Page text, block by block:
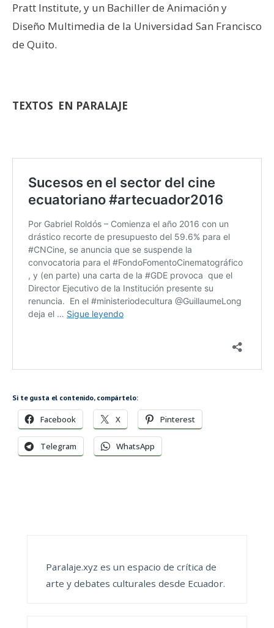
Pratt Institute, y un Bachiller de Animación y
Diseño Multimedia de la Universidad San Francisco
de Quito.
TEXTOS EN PARALAJE
Si te gusta el contenido, compártelo:
Facebook X Pinterest
Telegram WhatsApp
Paralaje.xyz es un espacio de crítica de
arte y debates culturales desde Ecuador.